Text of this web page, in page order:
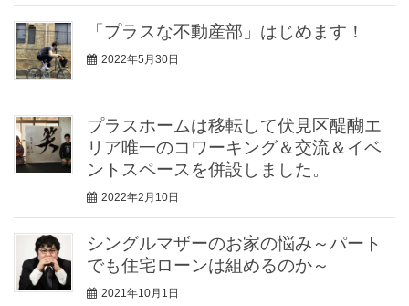
「プラスな不動産部」はじめます！
2022年5月30日
プラスホームは移転して伏見区醍醐エ
リア唯一のコワーキング＆交流＆イベ
ントスペースを併設しました。
2022年2月10日
シングルマザーのお家の悩み～パート
でも住宅ローンは組めるのか～
2021年10月1日